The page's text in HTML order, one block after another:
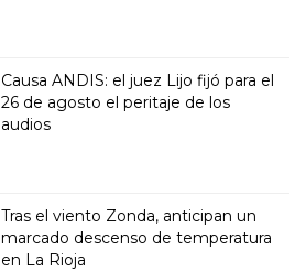
Causa ANDIS: el juez Lijo fijó para el
26 de agosto el peritaje de los
audios
Tras el viento Zonda, anticipan un
marcado descenso de temperatura
en La Rioja